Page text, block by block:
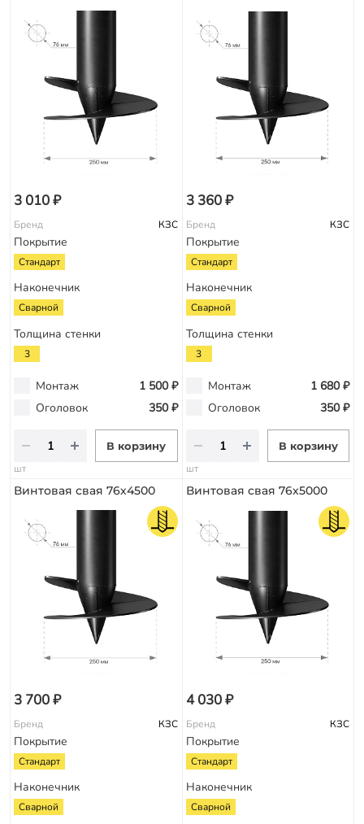
3 010 ₽
Бренд КЗС
Покрытие
Стандарт
Наконечник
Сварной
Толщина стенки
3
Монтаж
1 500 ₽
Оголовок
350 ₽
В корзину
шт
3 360 ₽
Бренд КЗС
Покрытие
Стандарт
Наконечник
Сварной
Толщина стенки
3
Монтаж
1 680 ₽
Оголовок
350 ₽
В корзину
шт
Винтовая свая 76х4500
3 700 ₽
Бренд КЗС
Покрытие
Стандарт
Наконечник
Сварной
Винтовая свая 76х5000
4 030 ₽
Бренд КЗС
Покрытие
Стандарт
Наконечник
Сварной